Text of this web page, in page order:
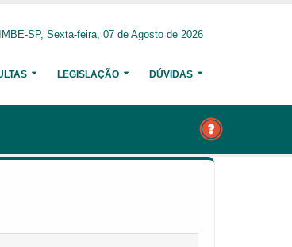
SP, Sexta-feira, 07 de Agosto de 2026
LEGISLAÇÃO DÚVIDAS